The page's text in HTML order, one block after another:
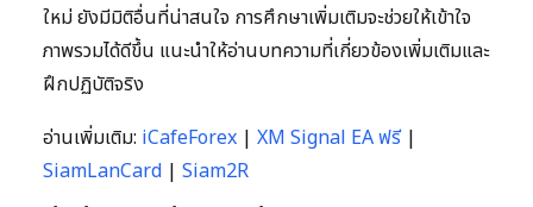
ใหม่ ยังมีมิติอื่นที่น่าสนใจ การศึกษาเพิ่มเติมจะช่วยให้เข้าใจ
ภาพรวมได้ดีขึ้น แนะนำให้อ่านบทความที่เกี่ยวข้องเพิ่มเติมและ
ฝึกปฏิบัติจริง
อ่านเพิ่มเติม: iCafeForex | XM Signal EA ฟรี|
SiamLanCard | Siam2R